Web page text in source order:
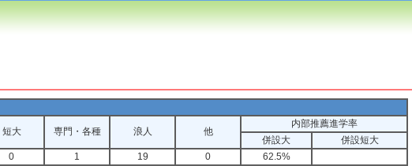
短大 専門・各種 浪人 他
内部推薦進学率
併設大
併設短大
0 1 19 0
62.5%